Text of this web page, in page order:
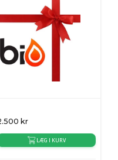
kr
LÆG I KURV